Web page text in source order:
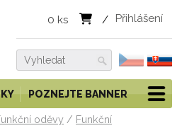
Přihlášení
0 ks /
POZNEJTE BANNER
oděvy / Funkční